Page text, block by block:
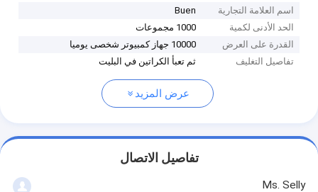
اسم العلامة التجارية
Buen
الحد الأدنى لكمية
1000 مجموعات
القدرة على العرض
10000 جهاز كمبيوتر شخصى يوميا
تفاصيل التغليف
ثم تعبأ الكراتين في البليت
عرض المزيد
تفاصيل الاتصال
Ms. Selly